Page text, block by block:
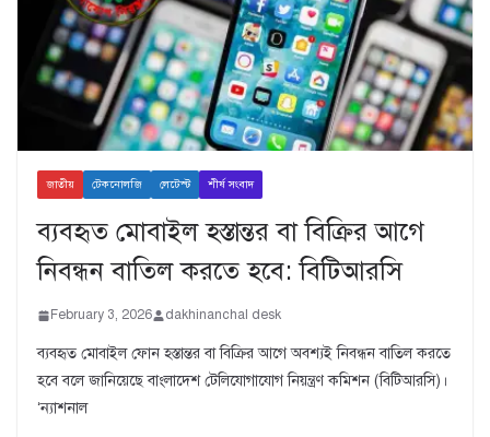
জাতীয় টেকনোলজি লেটেস্ট শীর্ষ সংবাদ
ব্যবহৃত মোবাইল হস্তান্তর বা বিক্রির আগে
নিবন্ধন বাতিল করতে হবে: বিটিআরসি
February 3, 2026 dakhinanchal desk
ব্যবহৃত মোবাইল ফোন হস্তান্তর বা বিক্রির আগে অবশ্যই নিবন্ধন বাতিল করতে
হবে বলে জানিয়েছে বাংলাদেশ টেলিযোগাযোগ নিয়ন্ত্রণ কমিশন (বিটিআরসি)।
‘ন্যাশনাল